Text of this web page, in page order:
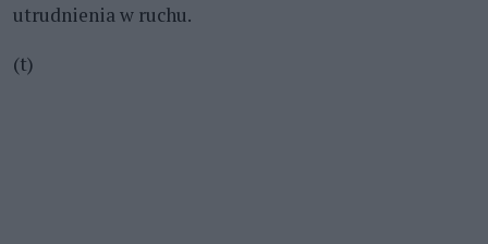
utrudnienia w ruchu.
(t)